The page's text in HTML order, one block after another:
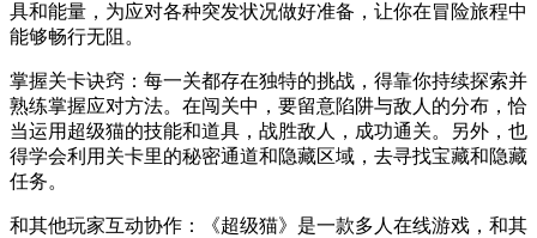
具和能量，为应对各种突发状况做好准备，让你在冒险旅程中
能够畅行无阻。
掌握关卡诀窍：每一关都存在独特的挑战，得靠你持续探索并
熟练掌握应对方法。在闯关中，要留意陷阱与敌人的分布，恰
当运用超级猫的技能和道具，战胜敌人，成功通关。另外，也
得学会利用关卡里的秘密通道和隐藏区域，去寻找宝藏和隐藏
任务。
和其他玩家互动协作：《超级猫》是一款多人在线游戏，和其